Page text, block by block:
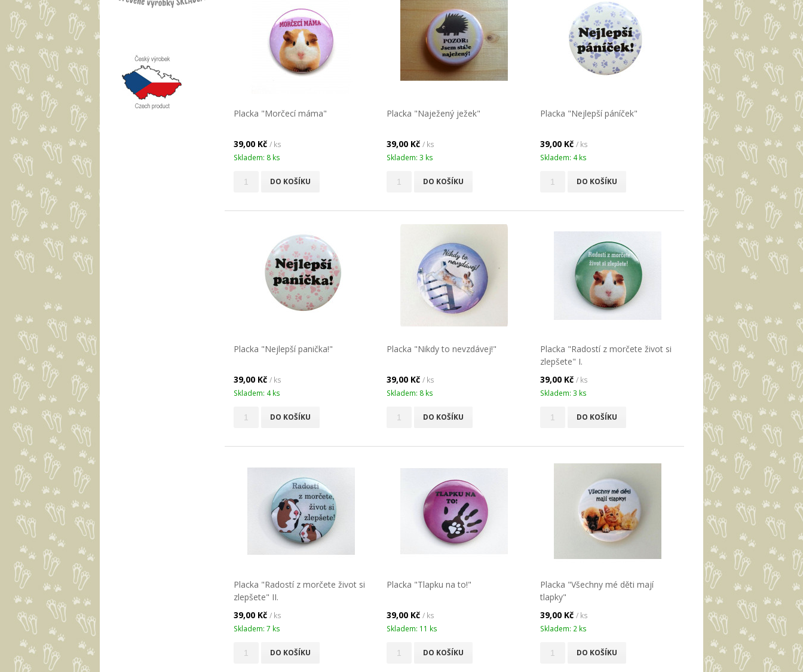
Placka "Morčecí máma"
39,00 Kč / ks
Skladem: 8 ks
DO KOŠÍKU
Placka "Naježený ježek"
39,00 Kč/ ks
Skladem: 3 ks
DO KOŠÍKU
Placka "Nejlepší páníček"
39,00 Kč / ks
Skladem: 4 ks
DO KOŠÍKU
Placka "Nejlepší panička!"
39,00 Kč / ks
Skladem: 4 ks
DO KOŠÍKU
Placka "Nikdy to nevzdávej!"
39,00 Kč/ ks
Skladem: 8 ks
DO KOŠÍKU
Placka "Radostí z morčete život si
zlepšete" I.
39,00 Kč / ks
Skladem: 3 ks
DO KOŠÍKU
Placka "Radostí z morčete život si
zlepšete" II.
39,00 Kč / ks
Skladem: 7 ks
DO KOŠÍKU
Placka "Tlapku na to!"
39,00 Kč/ ks
Skladem: 11 ks
DO KOŠÍKU
Placka "Všechny mé děti mají
tlapky"
39,00 Kč / ks
Skladem: 2 ks
DO KOŠÍKU